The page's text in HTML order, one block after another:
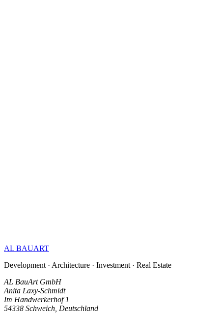
AL BAUART
Development · Architecture · Investment · Real Estate
AL BauArt GmbH
Anita Laxy-Schmidt
Im Handwerkerhof 1
54338 Schweich, Deutschland